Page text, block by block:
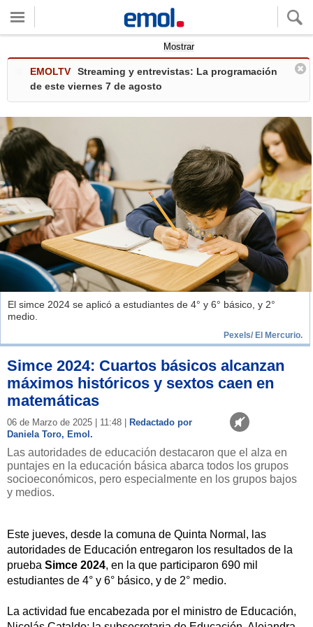
Mostrar
EMOLTV
Streaming y entrevistas: La programación
de este viernes 7 de agosto
El simce 2024 se aplicó a estudiantes de 4° y 6° básico, y 2°
medio.
Pexels/ El Mercurio.
Simce 2024: Cuartos básicos alcanzan
máximos históricos y sextos caen en
matemáticas
06 de Marzo de 2025 | 11:48 |
Redactado por
Daniela Toro, Emol.
Las autoridades de educación destacaron que el alza en
puntajes en la educación básica abarca todos los grupos
socioeconómicos, pero especialmente en los grupos bajos
y medios.
Este jueves, desde la comuna de Quinta Normal, las
autoridades de Educación entregaron los resultados de la
prueba Simce 2024, en la que participaron 690 mil
estudiantes de 4° y 6° básico, y de 2° medio.
La actividad fue encabezada por el ministro de Educación,